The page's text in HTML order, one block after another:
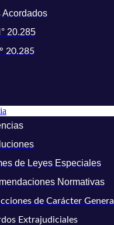
Acordados
20.285
20.285
de Leyes Especiales
Normativas
de Carácter General
Extrajudiciales